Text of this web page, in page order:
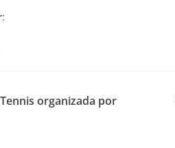
:
organizada por